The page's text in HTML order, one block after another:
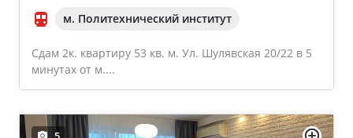
м. Политехнический институт
Сдам 2к. квартиру 53 кв. м. Ул. Шулявская 20/22 в 5
минутах от м....